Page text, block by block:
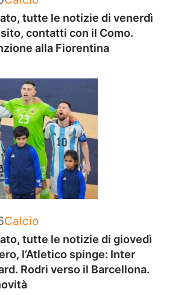
tutte le notizie di venerdì
contatti con il Como.
alla Fiorentina
Categorie
Calcio
tutte le notizie di giovedì
l’Atletico spinge: Inter
Rodri verso il Barcellona.